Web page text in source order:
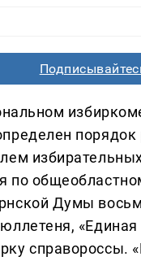
по
Думы
справороссы.